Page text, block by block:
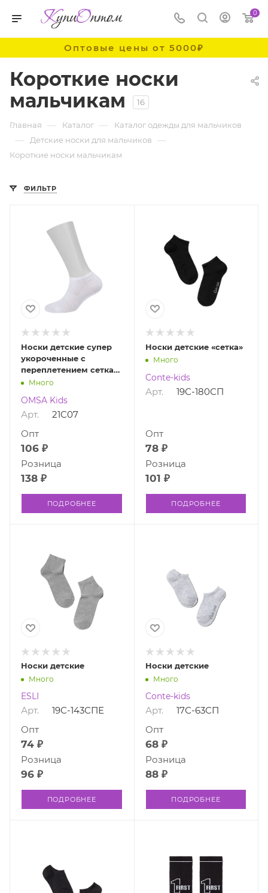
0
Оптовые цены от 5000₽
Короткие носки
мальчикам
16
Главная — Каталог — Каталог одежды для мальчиков
— Детские носки для мальчиков —
Короткие носки мальчикам
ФИЛЬТР
Носки детские супер
укороченные с
переплетением сетка
21C07
Много
OMSA Kids
Арт. 21C07
106 ₽
Опт
138 ₽
Розница
ПОДРОБНЕЕ
Носки детские «сетка»
Много
Conte-kids
Арт. 19С-180СП
78 ₽
Опт
101 ₽
Розница
ПОДРОБНЕЕ
Носки детские
Много
ESLI
Арт. 19С-143СПЕ
74 ₽
Опт
96 ₽
Розница
ПОДРОБНЕЕ
Носки детские
Много
Conte-kids
Арт. 17С-63СП
68 ₽
Опт
88 ₽
Розница
ПОДРОБНЕЕ